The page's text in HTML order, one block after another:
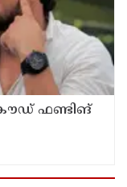
ഫണ്ടിങ്